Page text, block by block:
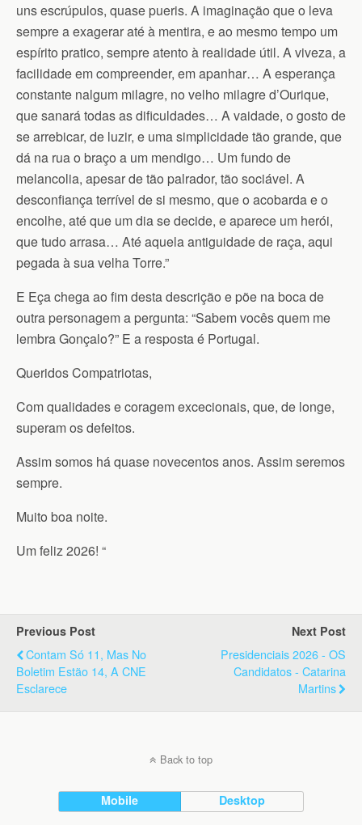
uns escrúpulos, quase pueris. A imaginação que o leva
sempre a exagerar até à mentira, e ao mesmo tempo um
espírito pratico, sempre atento à realidade útil. A viveza, a
facilidade em compreender, em apanhar… A esperança
constante nalgum milagre, no velho milagre d’Ourique,
que sanará todas as dificuldades… A vaidade, o gosto de
se arrebicar, de luzir, e uma simplicidade tão grande, que
dá na rua o braço a um mendigo… Um fundo de
melancolia, apesar de tão palrador, tão sociável. A
desconfiança terrível de si mesmo, que o acobarda e o
encolhe, até que um dia se decide, e aparece um herói,
que tudo arrasa… Até aquela antiguidade de raça, aqui
pegada à sua velha Torre.”
E Eça chega ao fim desta descrição e põe na boca de
outra personagem a pergunta: “Sabem vocês quem me
lembra Gonçalo?” E a resposta é Portugal.
Queridos Compatriotas,
Com qualidades e coragem excecionais, que, de longe,
superam os defeitos.
Assim somos há quase novecentos anos. Assim seremos
sempre.
Muito boa noite.
Um feliz 2026! “
Previous Post
Contam Só 11, Mas No
Boletim Estão 14, A CNE
Esclarece
Next Post
Presidenciais 2026 - OS
Candidatos - Catarina
Martins
Back to top
Mobile Desktop